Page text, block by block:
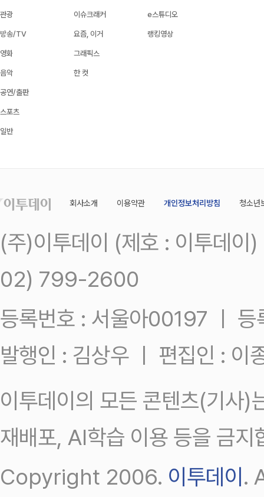
관광
방송/TV
영화
음악
공연/출판
스포츠
일반
이슈크래커
요즘, 이거
그래픽스
한 컷
e스튜디오
랭킹영상
회사소개 이용약관 개인정보처리방침 청소년
(주)이투데이 (제호 : 이투데
02) 799-2600
등록번호 : 서울아00197 ㅣ
발행인 : 김상우 ㅣ 편집인 : 이
이투데이의 모든 콘텐츠(기사)
재배포, AI학습 이용 등을 금지
Copyright 2006. 이투데이.